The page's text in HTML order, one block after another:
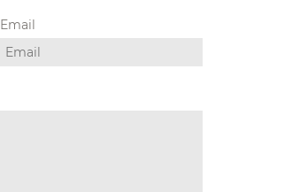
Email